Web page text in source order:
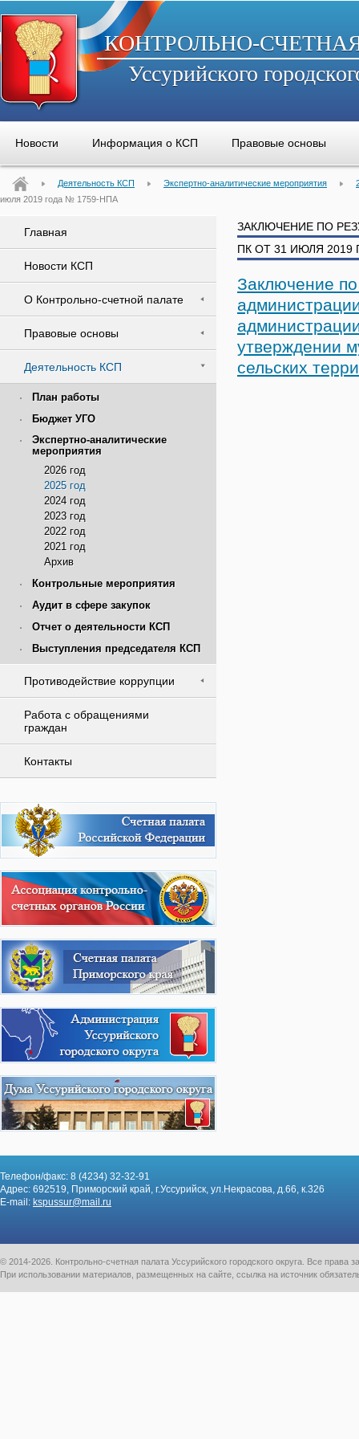
КОНТРОЛЬНО-
Уссурийского
Новости Информация о КСП Правовые основы
Деятельность КСП Экспертно-аналитические мероприятия
июля 2019 года № 1759-НПА
Главная
Новости КСП
О Контрольно-счетной палате
Правовые основы
Деятельность КСП
План работы
Бюджет УГО
Экспертно-аналитические
мероприятия
2026 год
2025 год
2024 год
2023 год
2022 год
2021 год
Архив
Контрольные мероприятия
Аудит в сфере закупок
Отчет о деятельности КСП
Выступления председателя КСП
Противодействие коррупции
Работа с обращениями
граждан
Контакты
ЗАКЛЮЧЕНИЕ ПО
ПК ОТ 31 ИЮЛЯ 2019
Заключение
утверждении
сельских
Телефон/факс: 8 (4234) 32-32-91
Адрес: 692519, Приморский край, г.Уссурийск, ул.Некрасова, д.66, к.326
E-mail: kspussur@mail.ru
© 2014-2026. Контрольно-счетная палата Уссурийского городского округа. Все права
При использовании материалов, размещенных на сайте, ссылка на источник